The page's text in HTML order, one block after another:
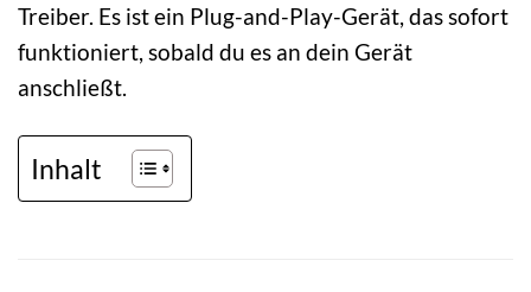
Treiber. Es ist ein Plug-and-Play-Gerät, das sofort
funktioniert, sobald du es an dein Gerät
anschließt.
Inhalt